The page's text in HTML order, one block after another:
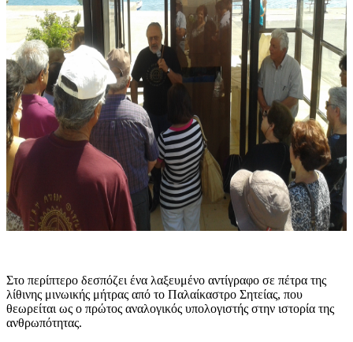
Στο περίπτερο δεσπόζει ένα λαξευμένο αντίγραφο σε πέτρα της
λίθινης μινωικής μήτρας από το Παλαίκαστρο Σητείας, που
θεωρείται ως ο πρώτος αναλογικός υπολογιστής στην ιστορία της
ανθρωπότητας.